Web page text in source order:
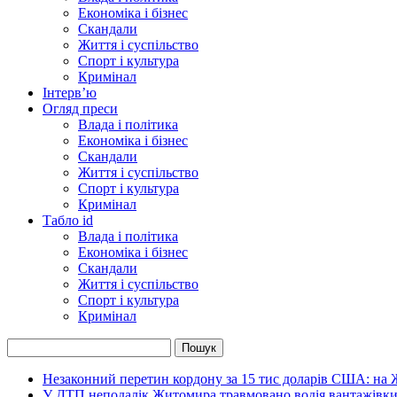
Економіка і бізнес
Скандали
Життя і суспільство
Спорт і культура
Кримінал
Інтерв’ю
Огляд преси
Влада і політика
Економіка і бізнес
Скандали
Життя і суспільство
Спорт і культура
Кримінал
Табло id
Влада і політика
Економіка і бізнес
Скандали
Життя і суспільство
Спорт і культура
Кримінал
Незаконний перетин кордону за 15 тис доларів США: на